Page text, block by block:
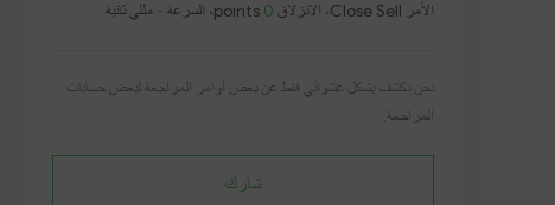
الأمر Close Sell، الانزلاق 0
- مللي ثانية
نحن نكشف بشكل عشوائي فقط عن بعض أوامر المراجعة لبعض حسابات
المراجعة.
شارك